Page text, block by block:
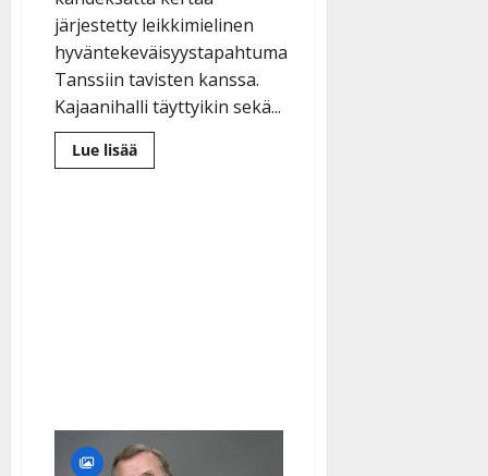
järjestetty leikkimielinen
hyväntekeväisyystapahtuma
Tanssiin tavisten kanssa.
Kajaanihalli täyttyikin sekä...
Lue lisääLue
lisää